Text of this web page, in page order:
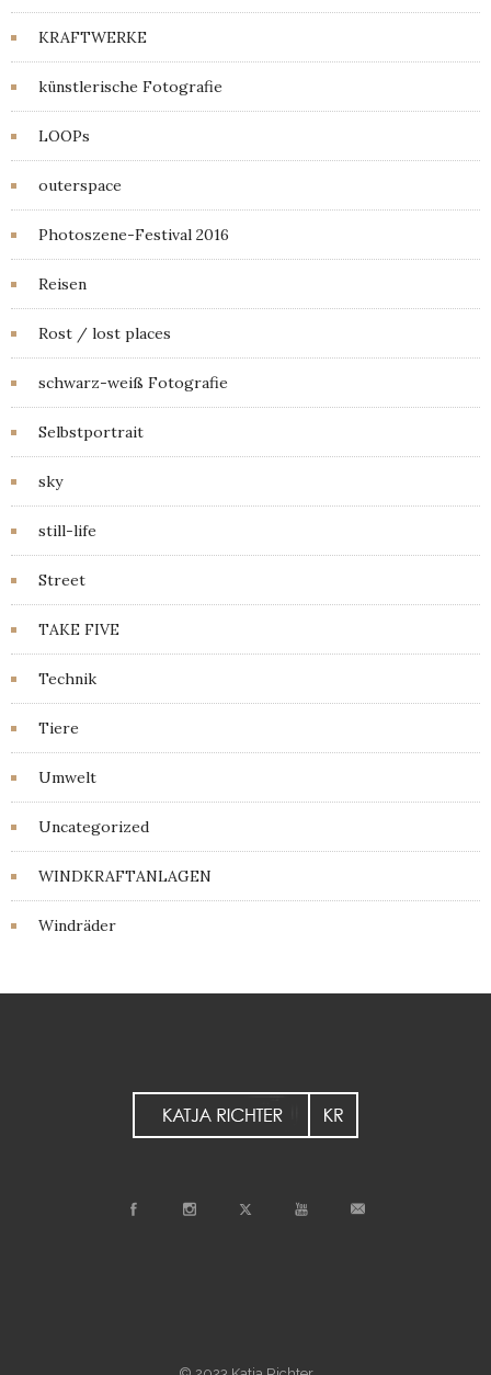
KRAFTWERKE
künstlerische Fotografie
LOOPs
outerspace
Photoszene-Festival 2016
Reisen
Rost / lost places
schwarz-weiß Fotografie
Selbstportrait
sky
still-life
Street
TAKE FIVE
Technik
Tiere
Umwelt
Uncategorized
WINDKRAFTANLAGEN
Windräder